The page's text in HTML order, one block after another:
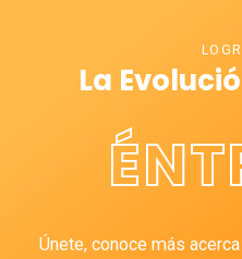
La
Únete, conoce más